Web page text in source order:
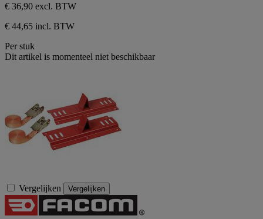
€ 36,90 excl. BTW
€ 44,65 incl. BTW
Per stuk
Dit artikel is momenteel niet beschikbaar
Vergelijken Vergelijken